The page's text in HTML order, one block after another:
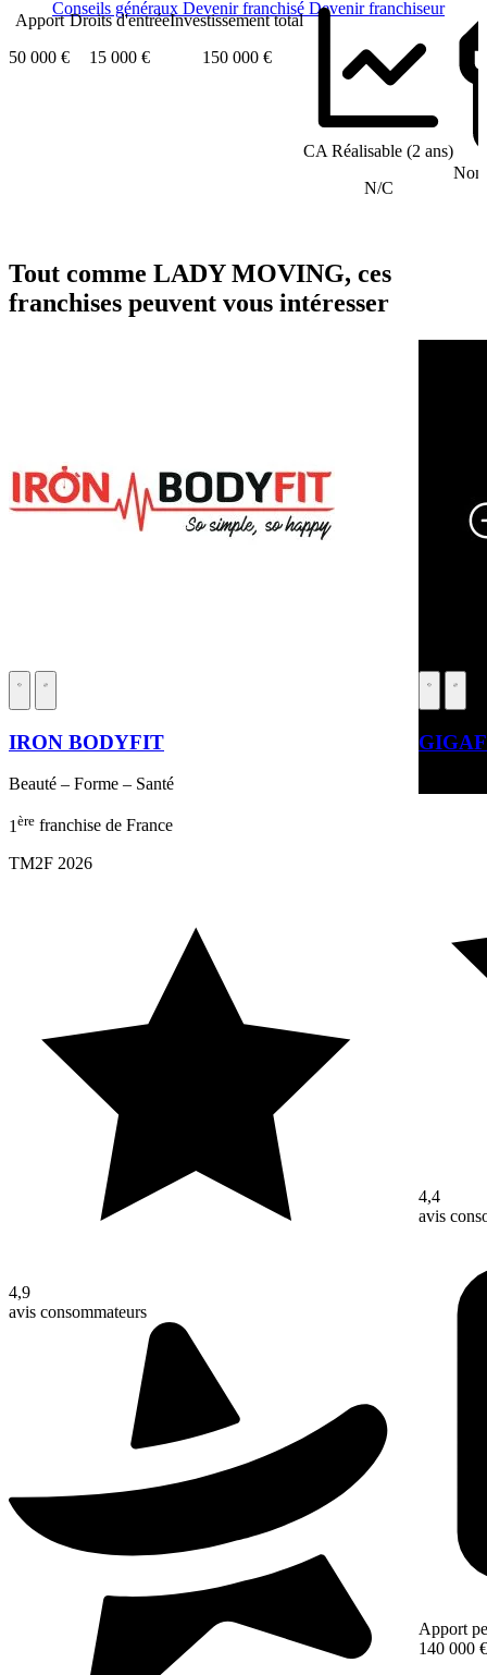
Conseils généraux Devenir franchisé Devenir franchiseur
Apport
50 000 €
Droits d'entrée
15 000 €
Investissement total
150 000 €
CA Réalisable (2 ans)
N/C
Tout comme LADY MOVING, ces
franchises peuvent vous intéresser
IRON BODYFIT
Beauté – Forme – Santé
1 ère franchise de France
TM2F 2026
4,9
avis consommateurs
4,4
avis
Apport
140 000 €